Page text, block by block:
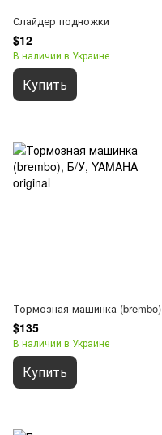
Слайдер подножки
$12
В наличии в Украине
Купить
Тормозная машинка (brembo)
$135
В наличии в Украине
Купить